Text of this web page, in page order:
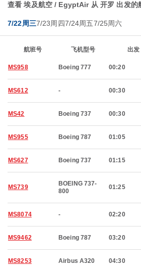
查看 埃及航空 / EgyptAir 从 开罗 出发的
7/22周三7/23周四7/24周五7/25周六
航班号 飞机型号 出发
MS958 Boeing 777 00:20
MS612 - 00:30
MS42 Boeing 737 00:30
MS955 Boeing 787 01:05
MS627 Boeing 737 01:15
MS739
BOEING 737-
800
01:25
MS8074 - 02:20
MS9462 Boeing 787 03:20
MS8253 Airbus A320 04:30